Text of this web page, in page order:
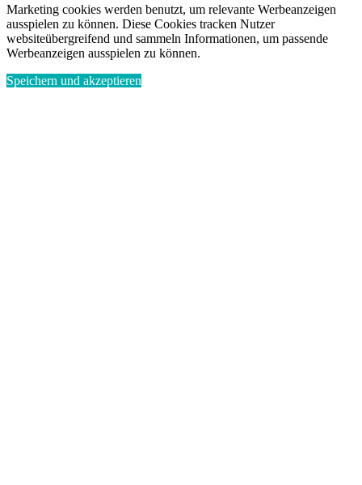
Marketing cookies werden benutzt, um relevante Werbeanzeigen
ausspielen zu können. Diese Cookies tracken Nutzer
websiteübergreifend und sammeln Informationen, um passende
Werbeanzeigen ausspielen zu können.
Speichern und akzeptieren